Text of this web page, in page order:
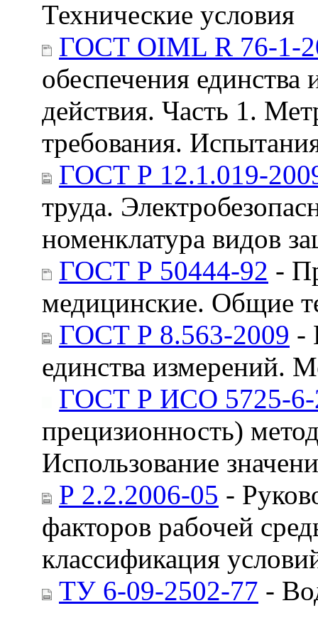
Технические условия
ГОСТ OIML R 76-1-
обеспечения единства
действия. Часть 1.
требования.
ГОСТ Р 12.1.019-
труда.
номенклатура видов
ГОСТ Р 50444-92 -
медицинские. Общие
ГОСТ Р 8.563-2009 -
единства измерений.
ГОСТ Р ИСО 5725-6-
прецизионность)
Использование
Р 2.2.2006-05 -
факторов рабочей
классификация
ТУ 6-09-2502-77 -